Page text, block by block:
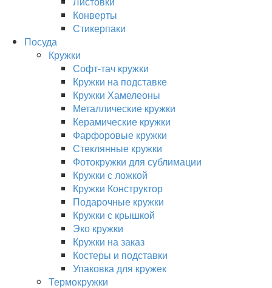
Конверты
Стикерпаки
Посуда
Кружки
Софт-тач кружки
Кружки на подставке
Кружки Хамелеоны
Металлические кружки
Керамические кружки
Фарфоровые кружки
Стеклянные кружки
Фотокружки для сублимации
Кружки с ложкой
Кружки Конструктор
Подарочные кружки
Кружки с крышкой
Эко кружки
Кружки на заказ
Костеры и подставки
Упаковка для кружек
Термокружки